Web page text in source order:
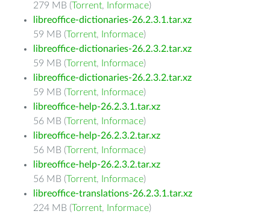
279 MB (Torrent, Informace)
libreoffice-dictionaries-26.2.3.1.tar.xz
59 MB (Torrent, Informace)
libreoffice-dictionaries-26.2.3.2.tar.xz
59 MB (Torrent, Informace)
libreoffice-dictionaries-26.2.3.2.tar.xz
59 MB (Torrent, Informace)
libreoffice-help-26.2.3.1.tar.xz
56 MB (Torrent, Informace)
libreoffice-help-26.2.3.2.tar.xz
56 MB (Torrent, Informace)
libreoffice-help-26.2.3.2.tar.xz
56 MB (Torrent, Informace)
libreoffice-translations-26.2.3.1.tar.xz
224 MB (Torrent, Informace)